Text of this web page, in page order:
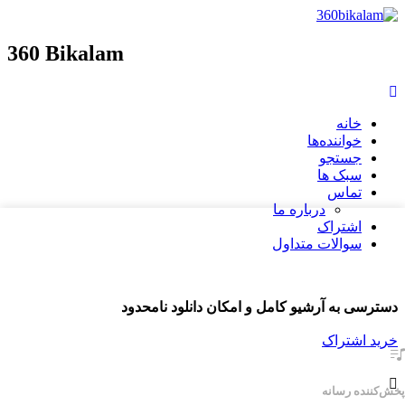
360 Bikalam
خانه
خواننده‌ها
جستجو
سبک ها
تماس
درباره ما
اشتراک
سوالات متداول
دسترسی به آرشیو کامل و امکان دانلود نامحدود
خرید اشتراک
پخش‌کننده رسانه